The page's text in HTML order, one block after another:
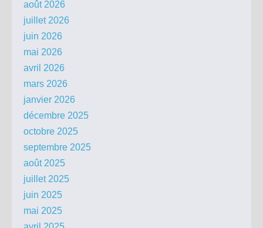
août 2026
juillet 2026
juin 2026
mai 2026
avril 2026
mars 2026
janvier 2026
décembre 2025
octobre 2025
septembre 2025
août 2025
juillet 2025
juin 2025
mai 2025